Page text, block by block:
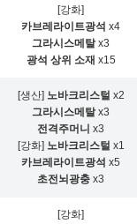
[강화]
카브레라이트광석 x4
그라시스메탈x3
광석 상위 소재 x15
[생산] 노바크리스털 x2
그라시스메탈x3
전격주머니 x3
[강화] 노바크리스털 x1
카브레라이트광석 x5
초전뇌광충 x3
[강화]